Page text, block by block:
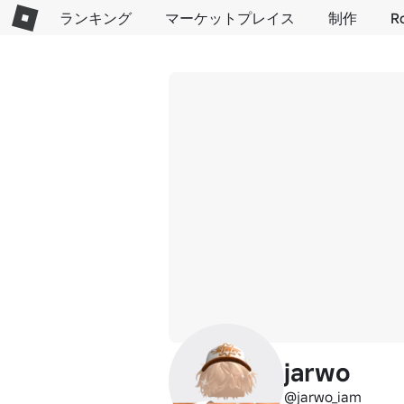
ランキング マーケットプレイス 制作
jarwo
@jarwo_iam